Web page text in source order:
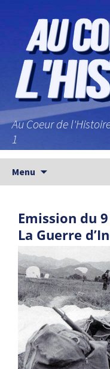
Au Coeur de
1
Menu
Emission du
La Guerre